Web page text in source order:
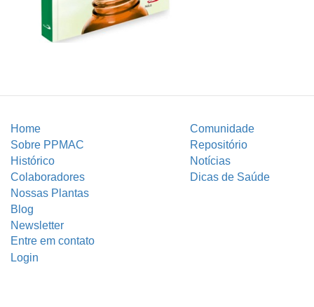
Home
Comunidade
Sobre PPMAC
Repositório
Histórico
Notícias
Colaboradores
Dicas de Saúde
Nossas Plantas
Blog
Newsletter
Entre em contato
Login